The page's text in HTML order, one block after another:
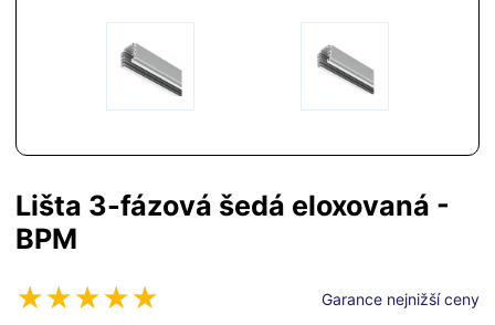
Lišta 3-fázová šedá eloxovaná -
BPM
Garance nejnižší ceny